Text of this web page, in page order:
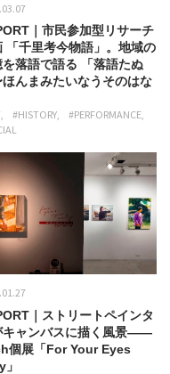
｜市民参加型リサーチ
「千里考今物語」。地域の
を落語で語る 「落語たぬ
ほんまみたいなうそのはな
#HISTORY
#PERFORMANCE
｜ストリートペインタ
キャンバスに描く風景——
個展「For Your Eyes